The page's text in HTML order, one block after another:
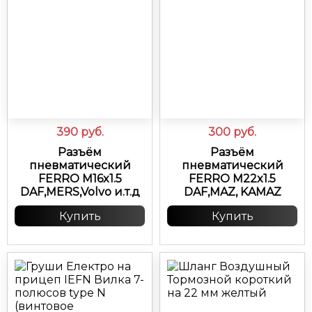
390 руб.
Разъём
пневматический
FERRO M16x1.5
DAF,MERS,Volvo и.т.д
Купить
300 руб.
Разъём
пневматический
FERRO M22x1.5
DAF,MAZ, KAMAZ
Купить